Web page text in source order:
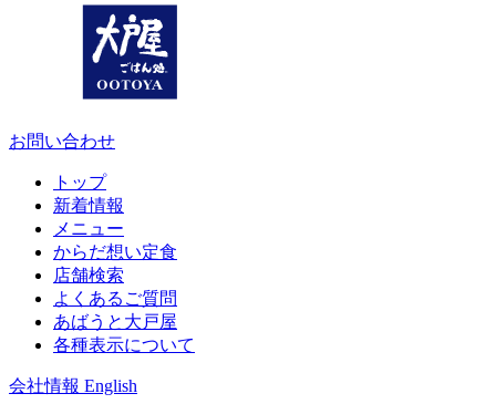
お問い合わせ
トップ
新着情報
メニュー
からだ想い定食
店舗検索
よくあるご質問
あばうと大戸屋
各種表示について
会社情報 English